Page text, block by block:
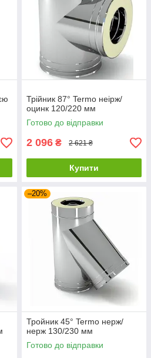
Трійник 87° Termo неірж/
оцинк 120/220 мм
Готово до відправки
2 096 ₴ 2 621 ₴
Купити
–20%
Тройник 45° Termo нерж/
нерж 130/230 мм
Готово до відправки